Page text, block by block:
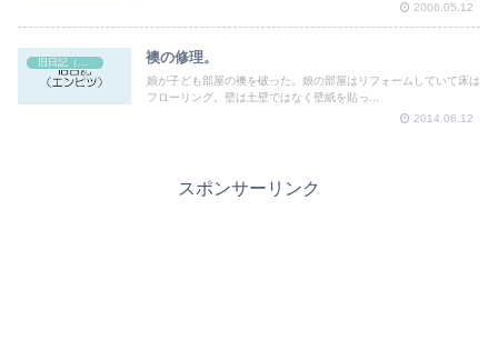
2006.05.12
襖の修理。
娘が子ども部屋の襖を破った。娘の部屋はリフォームしていて床は
フローリング。壁は土壁ではなく壁紙を貼っ...
2014.06.12
スポンサーリンク